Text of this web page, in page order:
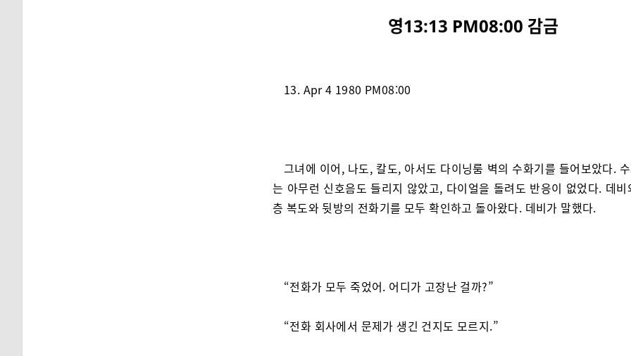
영13:13 PM08:00 감금
13. Apr 4 1980 PM08:00
그녀에 이어, 나도, 칼도, 아서도 다이닝룸 벽의 수화기를 들어보았다.
는 아무런 신호음도 들리지 않았고, 다이얼을 돌려도 반응이 없었다. 데
층 복도와 뒷방의 전화기를 모두 확인하고 돌아왔다. 데비가 말했다.
“전화가 모두 죽었어. 어디가 고장난 걸까?”
“전화 회사에서 문제가 생긴 건지도 모르지.”